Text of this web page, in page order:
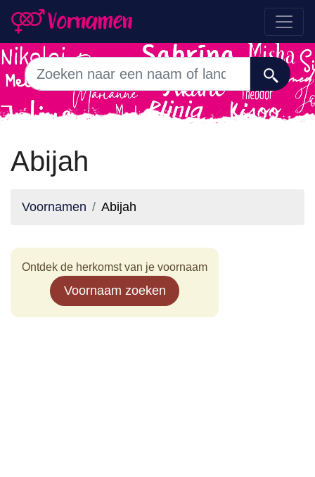
Abijah
Voornamen Abijah
Ontdek de herkomst van je voornaam
Voornaam zoeken